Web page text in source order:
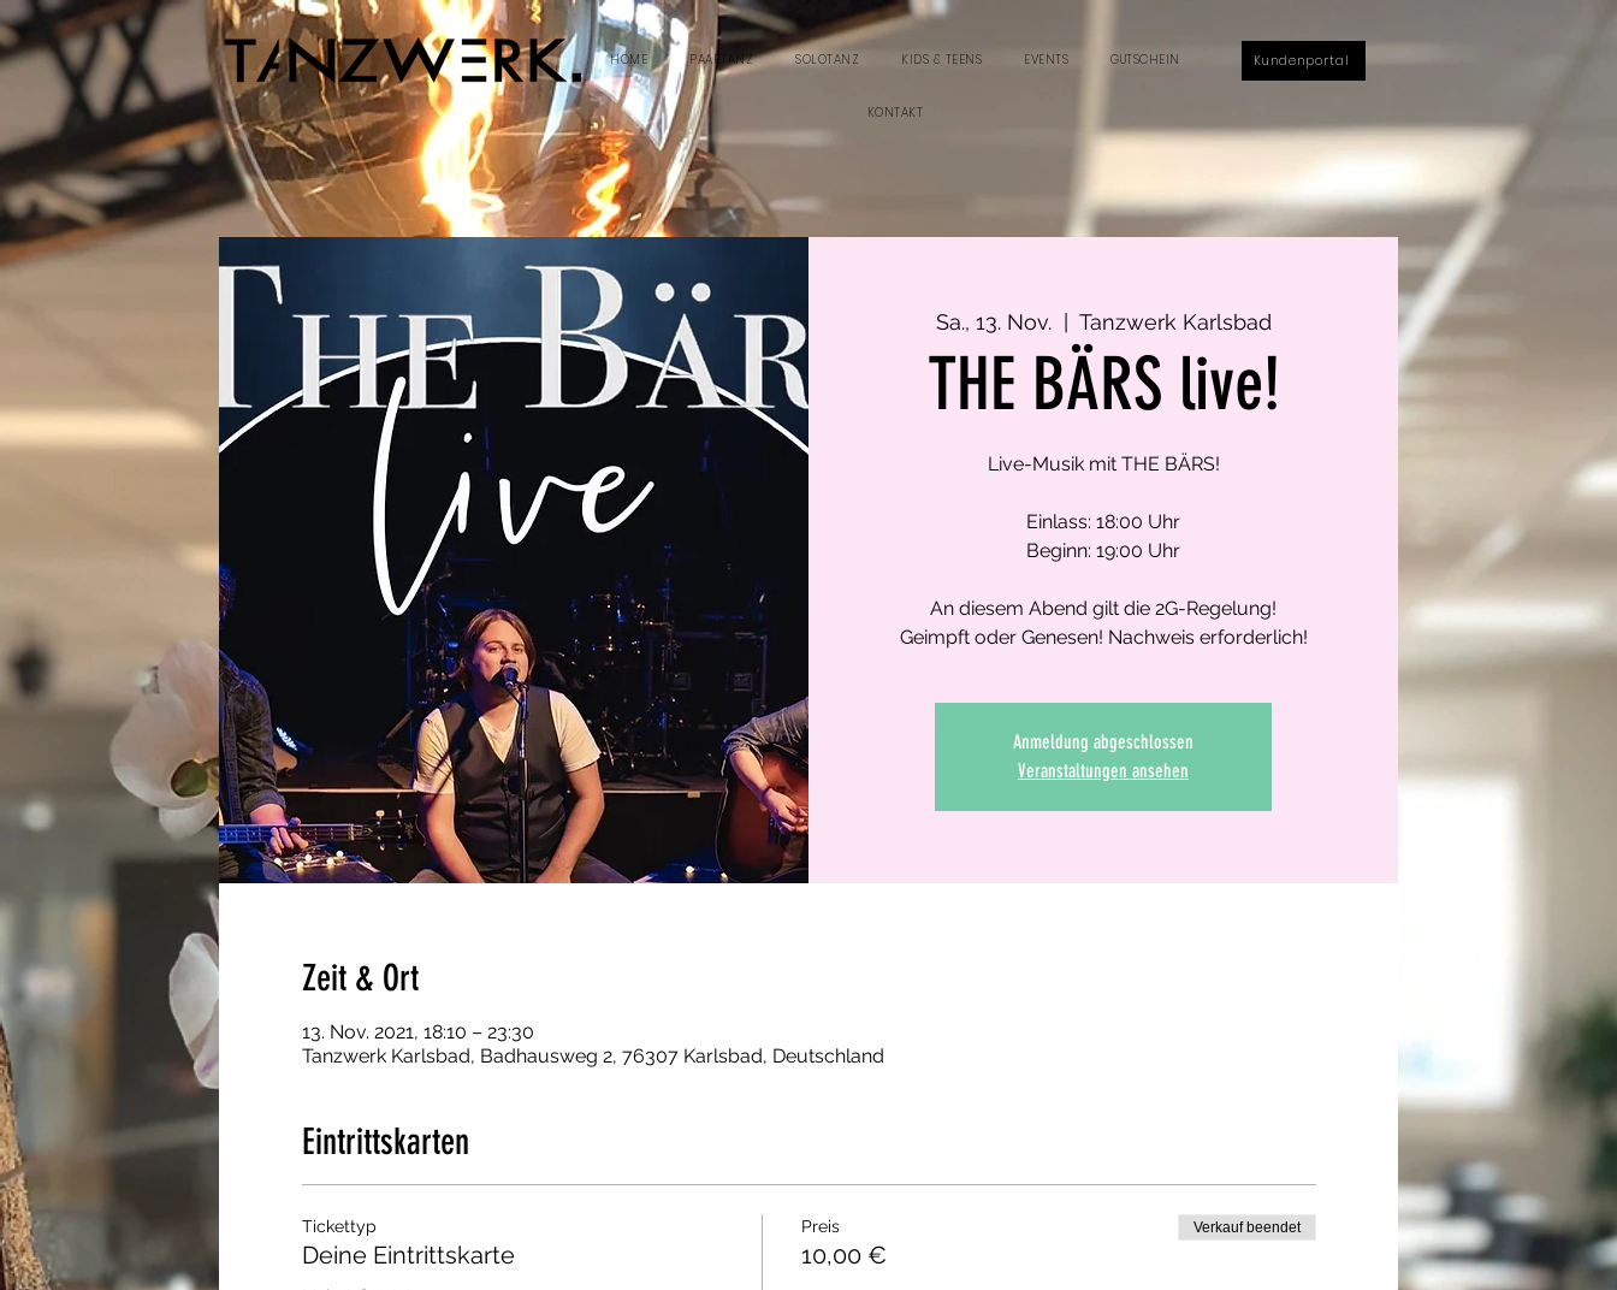
HOME PAARTANZ SOLOTANZ KIDS & TEENS EVENTS GUTSCHEIN
KONTAKT
Kundenportal
Sa., 13. Nov.
  |
Tanzwerk Karlsbad
THE BÄRS live!
Live-Musik mit THE BÄRS!
Einlass: 18:00 Uhr
Beginn: 19:00 Uhr
An diesem Abend gilt die 2G-Regelung!
Geimpft oder Genesen! Nachweis erforderlich!
Anmeldung abgeschlossen
Veranstaltungen ansehen
Zeit & Ort
13. Nov. 2021, 18:10 – 23:30
Tanzwerk Karlsbad, Badhausweg 2, 76307 Karlsbad, Deutschland
Eintrittskarten
Tickettyp
Deine Eintrittskarte
Preis
10,00 €
Verkauf beendet